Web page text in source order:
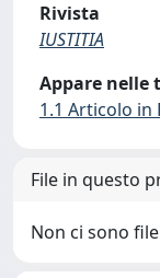
Rivista
IUSTITIA
Appare nelle
1.1 Articolo in
File in questo
Non ci sono